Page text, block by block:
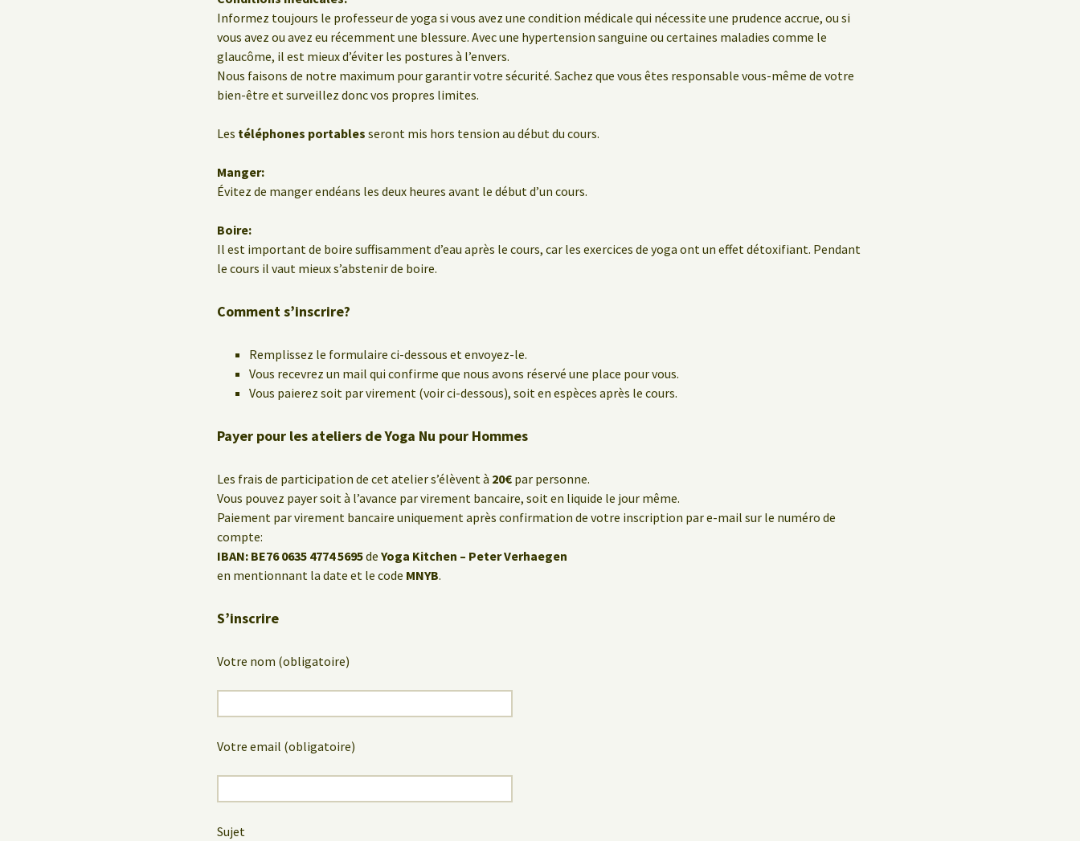
Informez toujours le professeur de yoga si vous avez une condition médicale qui nécessite une prudence accrue, ou si
vous avez ou avez eu récemment une blessure. Avec une hypertension sanguine ou certaines maladies comme le
glaucôme, il est mieux d’éviter les postures à l’envers.
Nous faisons de notre maximum pour garantir votre sécurité. Sachez que vous êtes responsable vous-même de votre
bien-être et surveillez donc vos propres limites.
Les téléphones portables seront mis hors tension au début du cours.
Manger:
Évitez de manger endéans les deux heures avant le début d’un cours.
Boire:
Il est important de boire suffisamment d’eau après le cours, car les exercices de yoga ont un effet détoxifiant. Pendant
le cours il vaut mieux s’abstenir de boire.
Comment s’inscrire?
Remplissez le formulaire ci-dessous et envoyez-le.
Vous recevrez un mail qui confirme que nous avons réservé une place pour vous.
Vous paierez soit par virement (voir ci-dessous), soit en espèces après le cours.
Payer pour les ateliers de Yoga Nu pour Hommes
Les frais de participation de cet atelier s’élèvent à 20€ par personne.
Vous pouvez payer soit à l’avance par virement bancaire, soit en liquide le jour même.
Paiement par virement bancaire uniquement après confirmation de votre inscription par e-mail sur le numéro de
compte:
IBAN: BE76 0635 4774 5695de Yoga Kitchen – Peter Verhaegen
en mentionnant la date et le code MNYB.
S’inscrire
Votre nom (obligatoire)
Votre email (obligatoire)
Sujet